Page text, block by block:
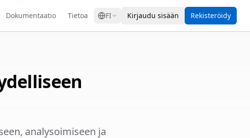
Dokumentaatio Tietoa FI Kirjaudu sisään Rekisteröidy
analysoimiseen ja